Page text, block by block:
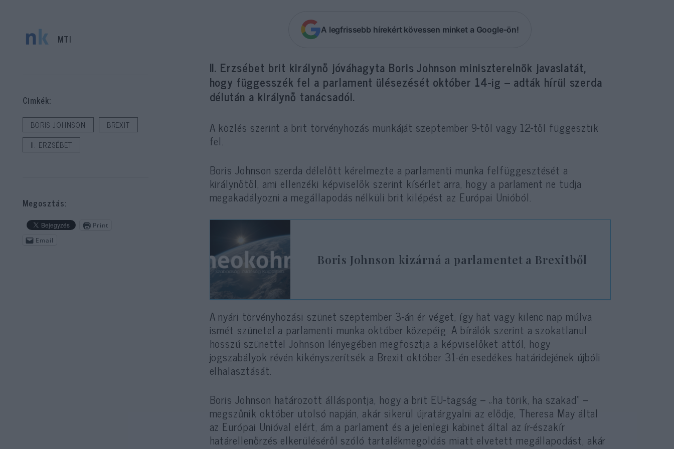
A legfrissebb hírekért kövessen minket a Google-ön!
II. Erzsébet brit királynő jóváhagyta Boris Johnson miniszterelnök javaslatát,
hogy függesszék fel a parlament ülésezését október 14-ig – adták hírül szerda
délután a királynő tanácsadói.
A közlés szerint a brit törvényhozás munkáját szeptember 9-től vagy 12-től függesztik
fel.
Boris Johnson szerda délelőtt kérelmezte a parlamenti munka felfüggesztését a
királynőtől, ami ellenzéki képviselők szerint kísérlet arra, hogy a parlament ne tudja
megakadályozni a megállapodás nélküli brit kilépést az Európai Unióból.
Boris Johnson kizárná a parlamentet a Brexitből
A nyári törvényhozási szünet szeptember 3-án ér véget, így hat vagy kilenc nap múlva
ismét szünetel a parlamenti munka október közepéig. A bírálók szerint a szokatlanul
hosszú szünettel Johnson lényegében megfosztja a képviselőket attól, hogy
jogszabályok révén kikényszerítsék a Brexit október 31-én esedékes határidejének újbóli
elhalasztását.
Boris Johnson határozott álláspontja, hogy a brit EU-tagság – „ha törik, ha szakad” –
megszűnik október utolsó napján, akár sikerül újratárgyalni az elődje, Theresa May által
az Európai Unióval elért, ám a parlament és a jelenlegi kabinet által az ír-északír
határellenőrzés elkerüléséről szóló tartalékmegoldás miatt elvetett megállapodást, akár
MTI
Cimkék:
BORIS JOHNSON
BREXIT
II. ERZSÉBET
Megosztás:
Print
Email